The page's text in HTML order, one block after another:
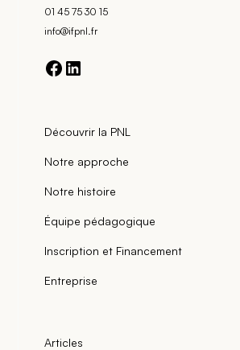
01 45 75 30 15
info@ifpnl.fr
Découvrir la PNL
Notre approche
Notre histoire
Équipe pédagogique
Inscription et Financement
Entreprise
Articles